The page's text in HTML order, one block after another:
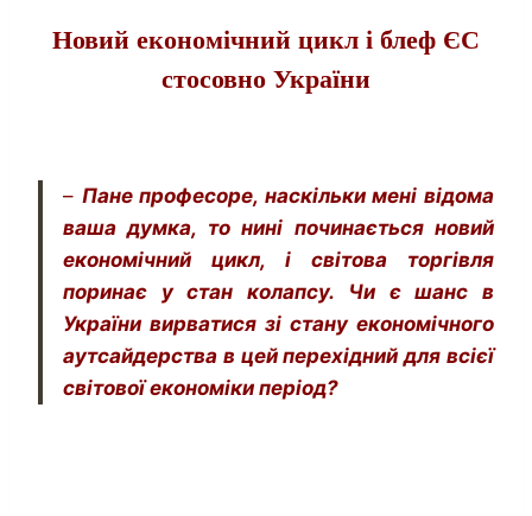
Новий економічний цикл і блеф ЄС
стосовно України
– Пане професоре, наскільки мені відома
ваша думка, то нині починається новий
економічний цикл, і світова торгівля
поринає у стан колапсу. Чи є шанс в
України вирватися зі стану економічного
аутсайдерства в цей перехідний для всієї
світової економіки період?